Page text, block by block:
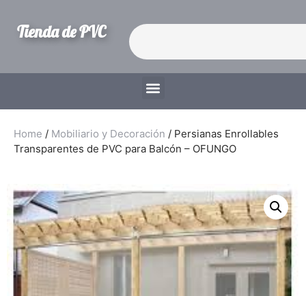
Tienda de PVC
Home / Mobiliario y Decoración / Persianas Enrollables
Transparentes de PVC para Balcón – OFUNGO